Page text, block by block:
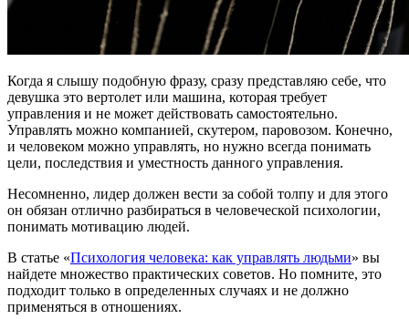
Когда я слышу подобную фразу, сразу представляю себе, что
девушка это вертолет или машина, которая требует
управления и не может действовать самостоятельно.
Управлять можно компанией, скутером, паровозом. Конечно,
и человеком можно управлять, но нужно всегда понимать
цели, последствия и уместность данного управления.
Несомненно, лидер должен вести за собой толпу и для этого
он обязан отлично разбираться в человеческой психологии,
понимать мотивацию людей.
В статье «Психология человека: как управлять людьми» вы
найдете множество практических советов. Но помните, это
подходит только в определенных случаях и не должно
применяться в отношениях.